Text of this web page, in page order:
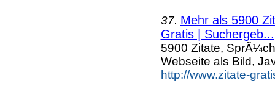
37. Mehr als 5900
Gratis | Suchergeb...
5900 Zitate,
Webseite als Bild,
http://www.zitate-